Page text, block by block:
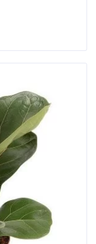
несколько
вариаций.
можно
выбрать
на
странице
товара.